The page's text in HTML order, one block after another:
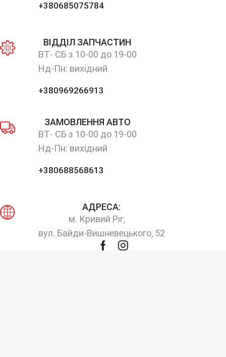
+380685075784
ВІДДІЛ ЗАПЧАСТИН
ВТ- СБ з 10-00 до 19-00
Нд-Пн: вихідний
+380969266913
ЗАМОВЛЕННЯ АВТО
ВТ- СБ з 10-00 до 19-00
Нд-Пн: вихідний
+380688568613
АДРЕСА:
м. Кривий Ріг,
вул. Байди-Вишневецького, 52
FacebookInstagram